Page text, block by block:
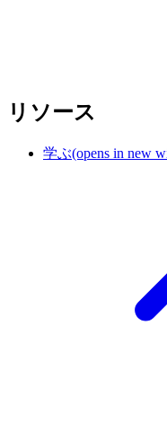
リソース
学ぶ(opens in new